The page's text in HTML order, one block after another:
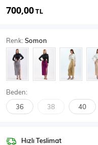
Body Atlet
SPOR GİYİM
700,00TL
Renk:Somon
Beden:
36 38 40
Hızlı Teslimat